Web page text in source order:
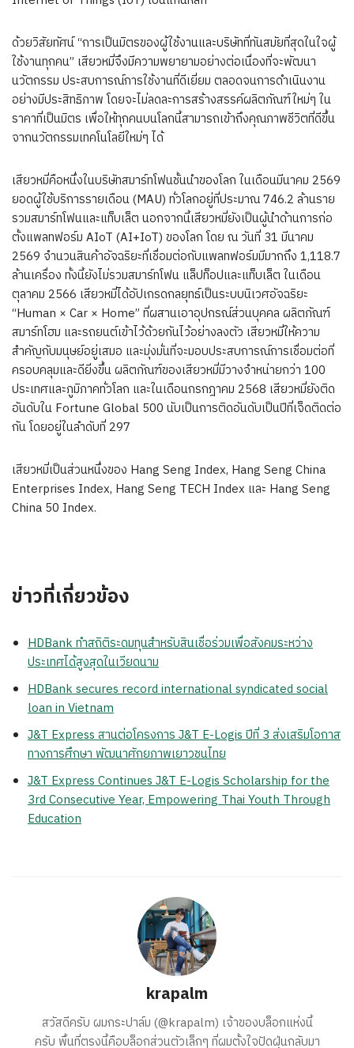
ด้วยวิสัยทัศน์ “การเป็นมิตรของผู้ใช้งานและบริษัทที่ทันสมัยที่สุดในใจผู้
ใช้งานทุกคน” เสียวหมี่จึงมีความพยายามอย่างต่อเนื่องที่จะพัฒนา
นวัตกรรม ประสบการณ์การใช้งานที่ดีเยี่ยม ตลอดจนการดำเนินงาน
อย่างมีประสิทธิภาพ โดยจะไม่ลดละการสร้างสรรค์ผลิตภัณฑ์ใหม่ๆ ใน
ราคาที่เป็นมิตร เพื่อให้ทุกคนบนโลกนี้สามารถเข้าถึงคุณภาพชีวิตที่ดีขึ้น
จากนวัตกรรมเทคโนโลยีใหม่ๆ ได้
เสียวหมี่คือหนึ่งในบริษัทสมาร์ทโฟนชั้นนำของโลก ในเดือนมีนาคม 2569
ยอดผู้ใช้บริการรายเดือน (MAU) ทั่วโลกอยู่ที่ประมาณ 746.2 ล้านราย
รวมสมาร์ทโฟนและแท็บเล็ต นอกจากนี้เสียวหมี่ยังเป็นผู้นำด้านการก่อ
ตั้งแพลทฟอร์ม AIoT (AI+IoT) ของโลก โดย ณ วันที่ 31 มีนาคม
2569 จำนวนสินค้าอัจฉริยะที่เชื่อมต่อกับแพลทฟอร์มมีมากถึง 1,118.7
ล้านเครื่อง ทั้งนี้ยังไม่รวมสมาร์ทโฟน แล็ปท็อปและแท็บเล็ต ในเดือน
ตุลาคม 2566 เสียวหมี่ได้อัปเกรดกลยุทธ์เป็นระบบนิเวศอัจฉริยะ
“Human × Car × Home” ที่ผสานเอาอุปกรณ์ส่วนบุคคล ผลิตภัณฑ์
สมาร์ทโฮม และรถยนต์เข้าไว้ด้วยกันไว้อย่างลงตัว เสียวหมี่ให้ความ
สำคัญกับมนุษย์อยู่เสมอ และมุ่งมั่นที่จะมอบประสบการณ์การเชื่อมต่อที่
ครอบคลุมและดียิ่งขึ้น ผลิตภัณฑ์ของเสียวหมี่มีวางจำหน่ายกว่า 100
ประเทศและภูมิภาคทั่วโลก และในเดือนกรกฎาคม 2568 เสียวหมี่ยังติด
อันดับใน Fortune Global 500 นับเป็นการติดอันดับเป็นปีที่เจ็ดติดต่อ
กัน โดยอยู่ในลำดับที่ 297
เสียวหมี่เป็นส่วนหนึ่งของ Hang Seng Index, Hang Seng China
Enterprises Index, Hang Seng TECH Index และ Hang Seng
China 50 Index.
ข่าวที่เกี่ยวข้อง
HDBank ทำสถิติระดมทุนสำหรับสินเชื่อร่วมเพื่อสังคมระหว่าง
ประเทศได้สูงสุดในเวียดนาม
HDBank secures record international syndicated social
loan in Vietnam
J&T Express สานต่อโครงการ J&T E-Logis ปีที่ 3 ส่งเสริมโอกาส
ทางการศึกษา พัฒนาศักยภาพเยาวชนไทย
J&T Express Continues J&T E-Logis Scholarship for the
3rd Consecutive Year, Empowering Thai Youth Through
Education
krapalm
สวัสดีครับ ผมกระปาล์ม (@krapalm) เจ้าของบล็อกแห่งนี้
ครับ พื้นที่ตรงนี้คือบล็อกส่วนตัวเล็กๆ ที่ผมตั้งใจปัดฝุ่นกลับมา